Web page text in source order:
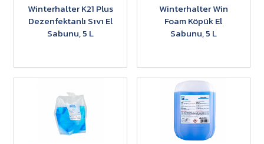
Winterhalter K21 Plus
Dezenfektanlı Sıvı El
Sabunu, 5 L
Winterhalter Win
Foam Köpük El
Sabunu, 5 L